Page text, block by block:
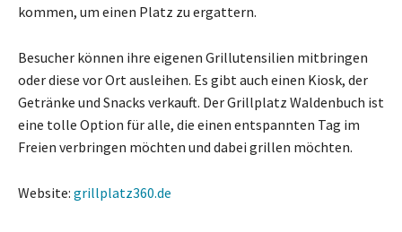
kommen, um einen Platz zu ergattern.
Besucher können ihre eigenen Grillutensilien mitbringen
oder diese vor Ort ausleihen. Es gibt auch einen Kiosk, der
Getränke und Snacks verkauft. Der Grillplatz Waldenbuch ist
eine tolle Option für alle, die einen entspannten Tag im
Freien verbringen möchten und dabei grillen möchten.
Website: grillplatz360.de